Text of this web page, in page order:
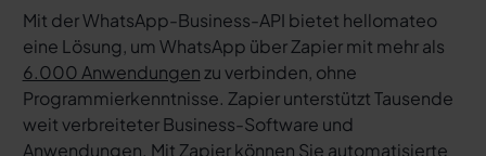
Mit der WhatsApp-Business-API bietet hellomateo
eine Lösung, um WhatsApp über Zapier mit mehr als
6.000 Anwendungenzu verbinden, ohne
Programmierkenntnisse. Zapier unterstützt Tausende
weit verbreiteter Business-Software und
Anwendungen. Mit Zapier können Sie automatisierte